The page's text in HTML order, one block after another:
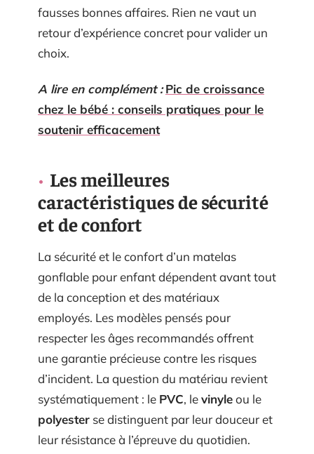
fausses bonnes affaires. Rien ne vaut un
retour d’expérience concret pour valider un
choix.
A lire en complément : Pic de croissance
chez le bébé : conseils pratiques pour le
soutenir efficacement
Les meilleures
caractéristiques de sécurité
et de confort
La sécurité et le confort d’un matelas
gonflable pour enfant dépendent avant tout
de la conception et des matériaux
employés. Les modèles pensés pour
respecter les âges recommandés offrent
une garantie précieuse contre les risques
d’incident. La question du matériau revient
systématiquement : le PVC, levinyleou le
polyester se distinguent par leur douceur et
leur résistance à l’épreuve du quotidien.